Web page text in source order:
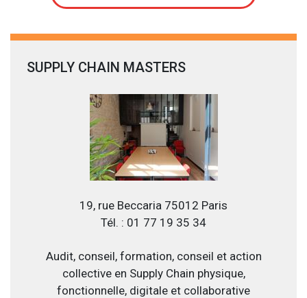
SUPPLY CHAIN MASTERS
19, rue Beccaria 75012 Paris
Tél. : 01 77 19 35 34
Audit, conseil, formation, conseil et action
collective en Supply Chain physique,
fonctionnelle, digitale et collaborative